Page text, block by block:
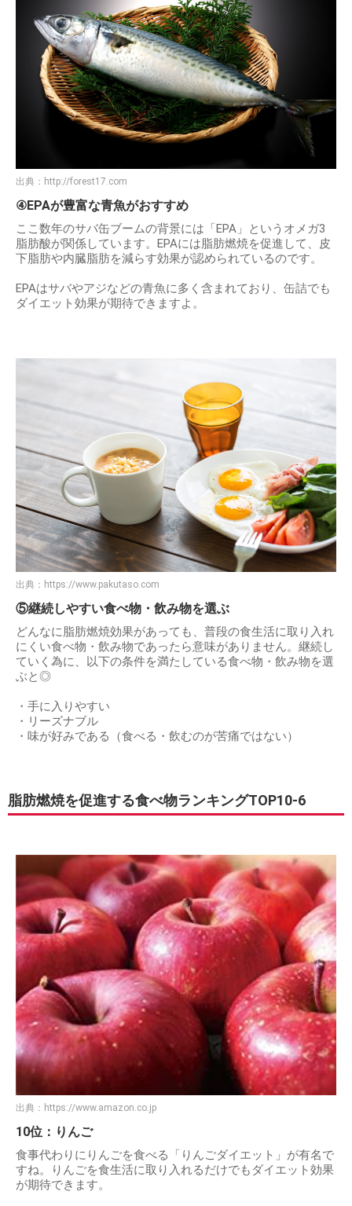
出典： http://forest17.com
④EPAが豊富な青魚がおすすめ
ここ数年のサバ缶ブームの背景には「EPA」というオメガ3
脂肪酸が関係しています。EPAには脂肪燃焼を促進して、皮
下脂肪や内臓脂肪を減らす効果が認められているのです。
EPAはサバやアジなどの青魚に多く含まれており、缶詰でも
ダイエット効果が期待できますよ。
出典： https://www.pakutaso.com
⑤継続しやすい食べ物・飲み物を選ぶ
どんなに脂肪燃焼効果があっても、普段の食生活に取り入れ
にくい食べ物・飲み物であったら意味がありません。継続し
ていく為に、以下の条件を満たしている食べ物・飲み物を選
ぶと◎
・手に入りやすい
・リーズナブル
・味が好みである（食べる・飲むのが苦痛ではない）
脂肪燃焼を促進する食べ物ランキングTOP10-6
出典： https://www.amazon.co.jp
10位：りんご
食事代わりにりんごを食べる「りんごダイエット」が有名で
すね。りんごを食生活に取り入れるだけでもダイエット効果
が期待できます。